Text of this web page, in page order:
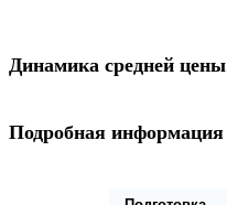
Динамика средней цены
Подробная информация